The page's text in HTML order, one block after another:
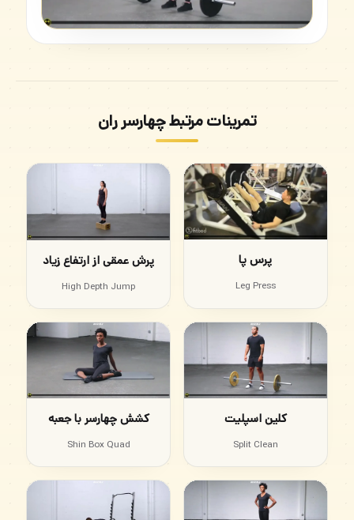
تمرینات مرتبط چهارسر ران
پرس پا
Leg Press
پرش عمقی از ارتفاع زیاد
High Depth Jump
کلین اسپلیت
Split Clean
کشش چهارسر با جعبه
Shin Box Quad